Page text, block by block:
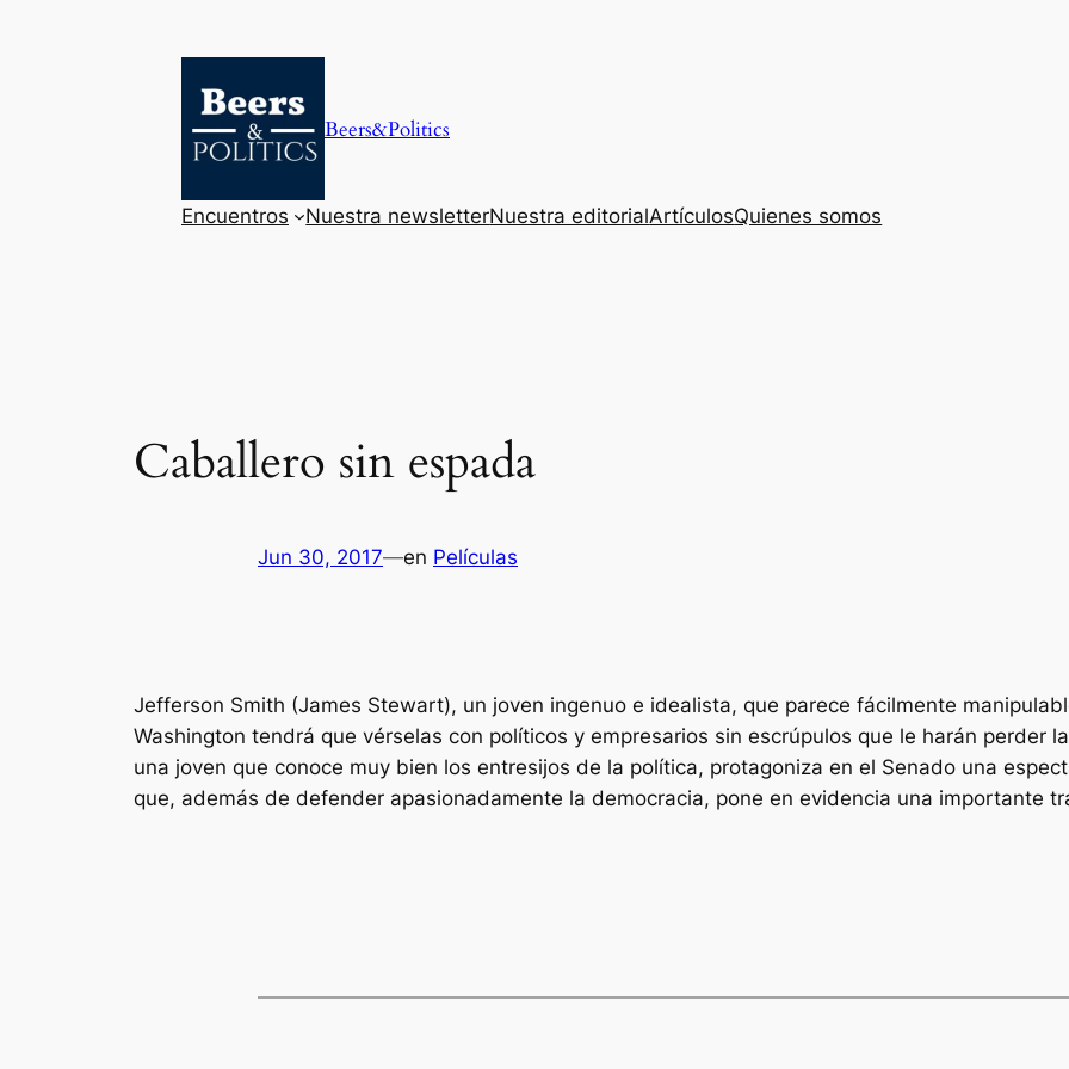
Beers&Politics
Encuentros Nuestra newsletterNuestra editorialArtículosQuienes somos
Caballero sin espada
Jun 30, 2017—en Películas
Jefferson Smith (James Stewart), un joven ingenuo e idealista, que parece fácilmente
Washington tendrá que vérselas con políticos y empresarios sin escrúpulos que le harán perder
una joven que conoce muy bien los entresijos de la política, protagoniza en el Senado una
que, además de defender apasionadamente la democracia, pone en evidencia una importante